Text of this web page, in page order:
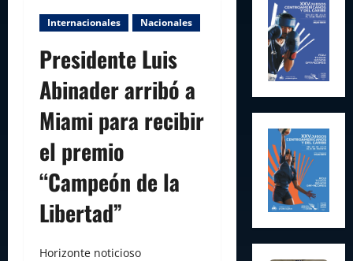
Internacionales Nacionales
Presidente Luis
Abinader arribó a
Miami para recibir
el premio
“Campeón de la
Libertad”
Horizonte noticioso